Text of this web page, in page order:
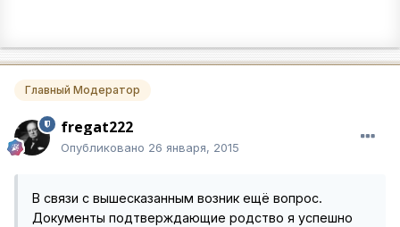
Главный Модератор
fregat222
Опубликовано 26 января, 2015
В связи с вышесказанным возник ещё вопрос.
Документы подтверждающие родство я успешно